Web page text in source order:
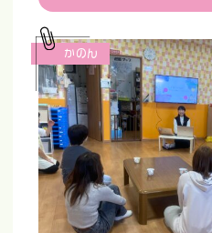
かのん